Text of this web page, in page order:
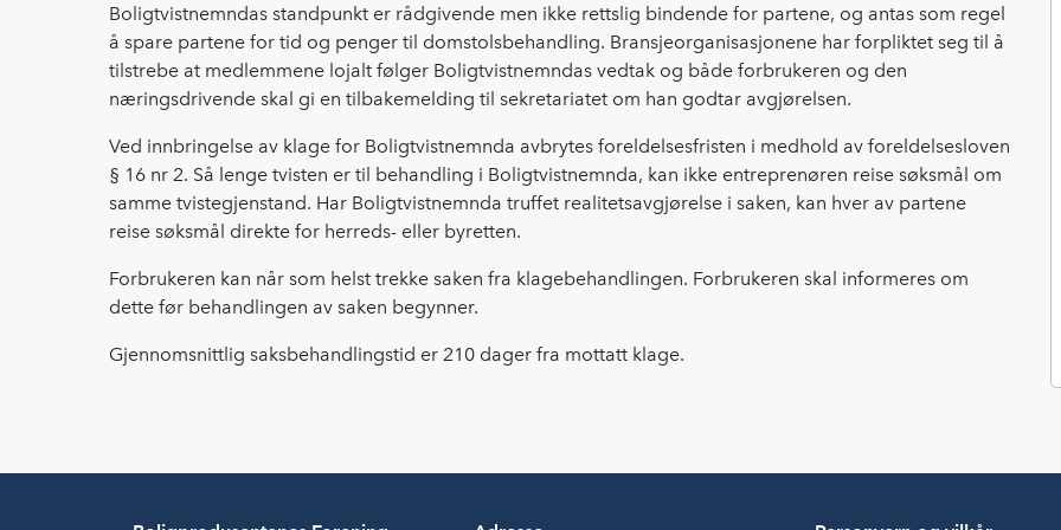
Boligtvistnemndas standpunkt er rådgivende men ikke rettslig bindende for partene, og antas som regel
å spare partene for tid og penger til domstolsbehandling. Bransjeorganisasjonene har forpliktet seg til å
tilstrebe at medlemmene lojalt følger Boligtvistnemndas vedtak og både forbrukeren og den
næringsdrivende skal gi en tilbakemelding til sekretariatet om han godtar avgjørelsen.
Ved innbringelse av klage for Boligtvistnemnda avbrytes foreldelsesfristen i medhold av foreldelsesloven
§ 16 nr 2. Så lenge tvisten er til behandling i Boligtvistnemnda, kan ikke entreprenøren reise søksmål om
samme tvistegjenstand. Har Boligtvistnemnda truffet realitetsavgjørelse i saken, kan hver av partene
reise søksmål direkte for herreds- eller byretten.
Forbrukeren kan når som helst trekke saken fra klagebehandlingen. Forbrukeren skal informeres om
dette før behandlingen av saken begynner.
Gjennomsnittlig saksbehandlingstid er 210 dager fra mottatt klage.